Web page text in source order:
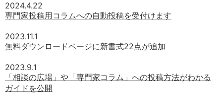
2024.4.22
専門家投稿用コラムへの自動投稿を受付けます
2023.11.1
無料ダウンロードページに新書式22点が追加
2023.9.1
「相談の広場」や「専門家コラム」への投稿方法がわかる
ガイドを公開